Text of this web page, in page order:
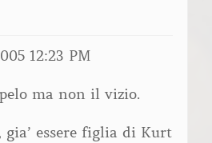
12:23 PM
ma non il vizio.
gia’ essere figlia di Kurt